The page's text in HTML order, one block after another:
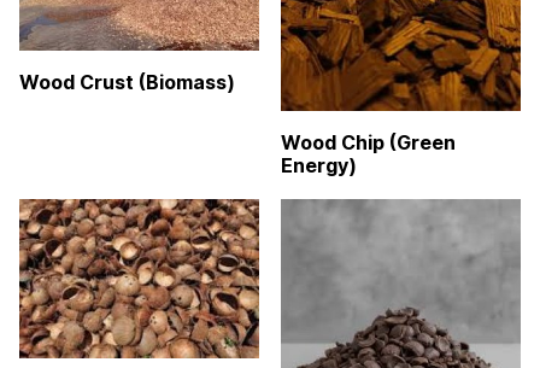
Wood Crust (Biomass)
Wood Chip (Green
Energy)